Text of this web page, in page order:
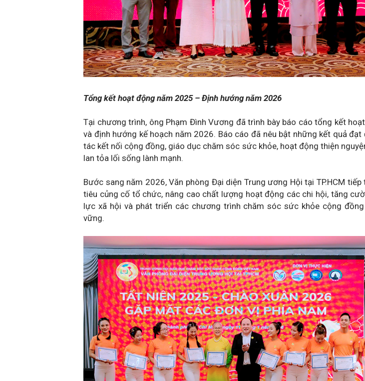
Tổng kết hoạt động năm 2025 – Định hướng năm 2026
Tại chương trình, ông Phạm Đình Vương đã trình bày báo cáo tổng kết
và định hướng kế hoạch năm 2026. Báo cáo đã nêu bật những kết quả
tác kết nối cộng đồng, giáo dục chăm sóc sức khỏe, hoạt động thiện
lan tỏa lối sống lành mạnh.
Bước sang năm 2026, Văn phòng Đại diện Trung ương Hội tại TP.HCM
tiêu củng cố tổ chức, nâng cao chất lượng hoạt động các chi hội, tăng
lực xã hội và phát triển các chương trình chăm sóc sức khỏe cộng
vững.